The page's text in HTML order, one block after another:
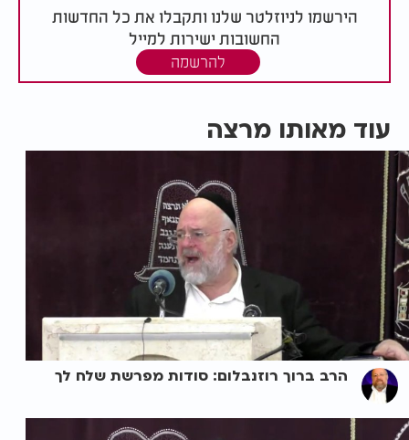
הירשמו לניוזלטר שלנו ותקבלו את כל החדשות
החשובות ישירות למייל
להרשמה
עוד מאותו מרצה
הרב ברוך רוזנבלום: סודות מפרשת שלח לך